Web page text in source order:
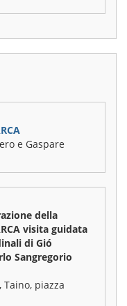
e Gaspare
della
visita guidata
di Gió
Sangregorio
piazza